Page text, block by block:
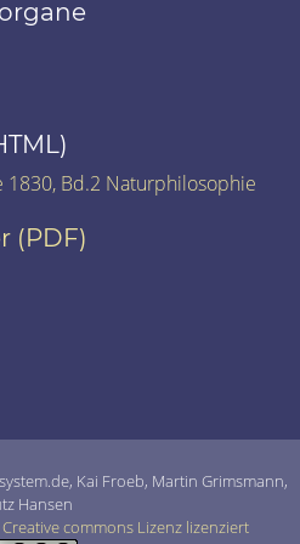
1830, Bd.2 Naturphilosophie
(PDF)
Kai Froeb, Martin Grimsmann,
Hansen
commons Lizenz lizenziert